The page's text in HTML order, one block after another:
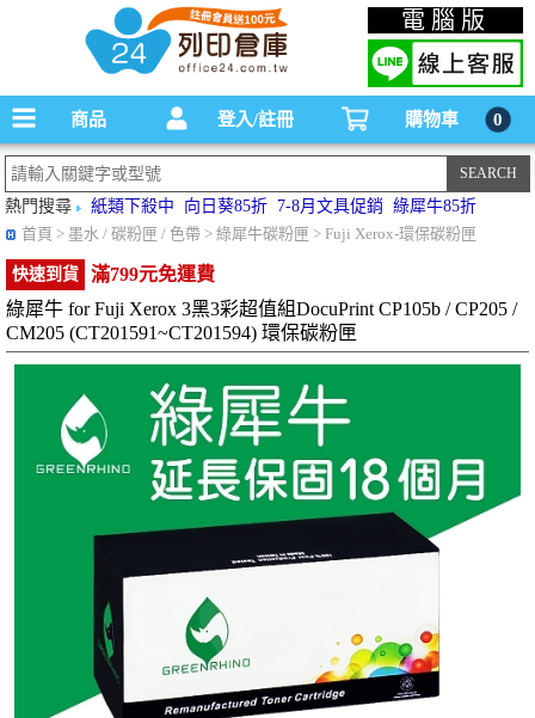
碳粉匣，墨水匣,原廠碳粉匣，副廠碳粉匣，環保碳粉匣,連續供墨印表機-office24列印
倉庫線上購物手機版
電腦版
商品 登入/註冊 購物車 0
熱門搜尋 紙類下殺中 向日葵85折 7-8月文具促銷
綠犀牛85折
首頁 > 墨水 / 碳粉匣 / 色帶 > 綠犀牛碳粉匣 > Fuji Xerox-環保碳粉匣
快速到貨
滿799元免運費
綠犀牛 for Fuji Xerox 3黑3彩超值組DocuPrint CP105b / CP205 /
CM205 (CT201591~CT201594) 環保碳粉匣